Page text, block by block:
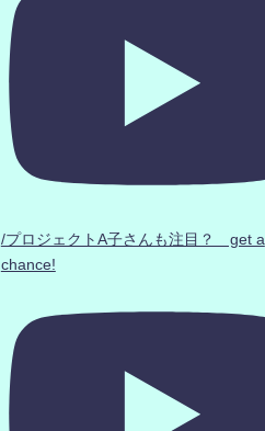
/プロジェクトA子さんも注目？ get a
chance!